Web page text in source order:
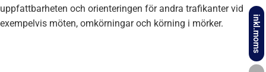
inkl.moms
uppfattbarheten och orienteringen för andra trafikanter vid
exempelvis möten, omkörningar och körning i mörker.